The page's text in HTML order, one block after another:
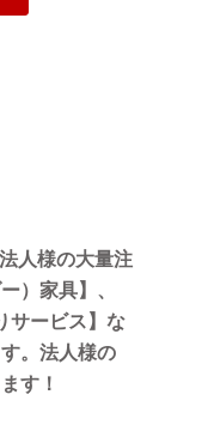
人様の大量注
）家具】、
サービス】な
。法人様の
す！